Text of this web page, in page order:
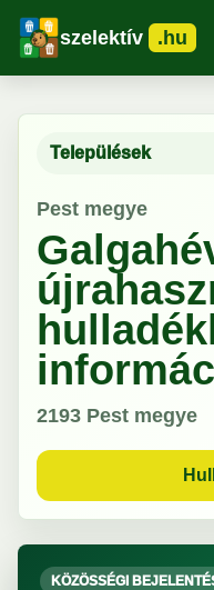
szelektív .hu
Települések
Pest megye
2193 Pest megye
KÖZÖSSÉGI